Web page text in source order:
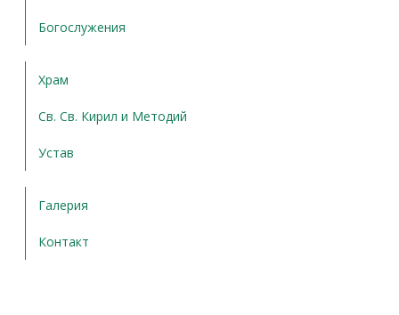
Богослужения
Храм
Св. Св. Кирил и Методий
Устав
Галерия
Контакт